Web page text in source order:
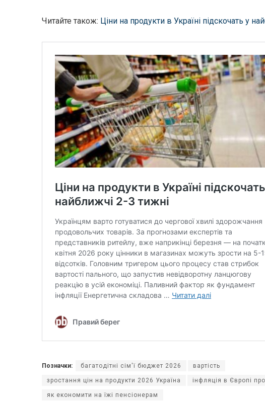
Читайте також: Ціни на продукти в Україні підскочать у
Позначки: багатодітні сім'ї бюджет 2026 вартість
зростання цін на продукти 2026 Україна інфляція в Європі
як економити на їжі пенсіонерам